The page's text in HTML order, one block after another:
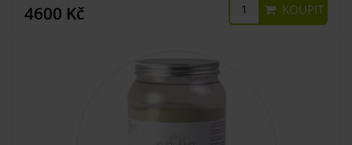
4600 Kč KOUPIT